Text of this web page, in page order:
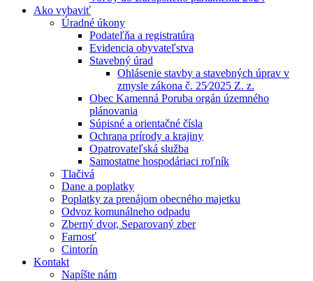
Ako vybaviť
Úradné úkony
Podateľňa a registratúra
Evidencia obyvateľstva
Stavebný úrad
Ohlásenie stavby a stavebných úprav v
zmysle zákona č. 25⁄2025 Z. z.
Obec Kamenná Poruba orgán územného
plánovania
Súpisné a orientačné čísla
Ochrana prírody a krajiny
Opatrovateľská služba
Samostatne hospodáriaci roľník
Tlačivá
Dane a poplatky
Poplatky za prenájom obecného majetku
Odvoz komunálneho odpadu
Zberný dvor, Separovaný zber
Farnosť
Cintorín
Kontakt
Napíšte nám